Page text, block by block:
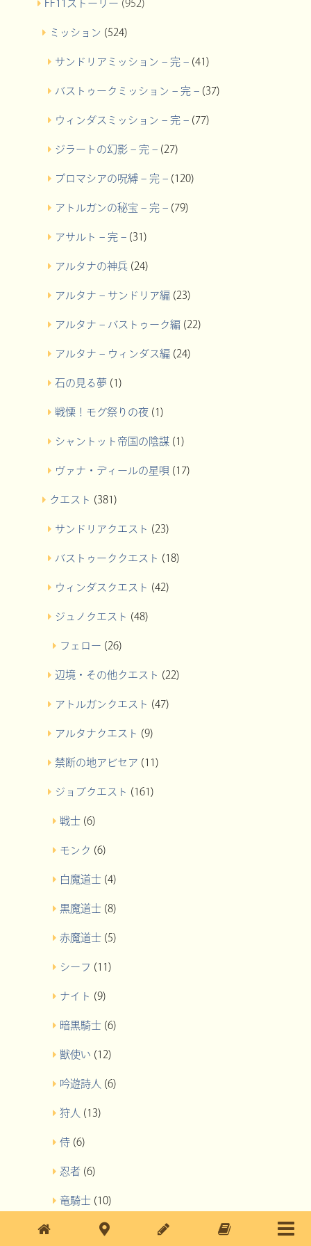
FF11ストーリー (952)
ミッション (524)
サンドリアミッション – 完 –(41)
バストゥークミッション – 完 –(37)
ウィンダスミッション – 完 –(77)
ジラートの幻影 – 完 –(27)
プロマシアの呪縛 – 完 –(120)
アトルガンの秘宝 – 完 –(79)
アサルト – 完 –(31)
アルタナの神兵(24)
アルタナ – サンドリア編 (23)
アルタナ – バストゥーク編 (22)
アルタナ – ウィンダス編 (24)
石の見る夢 (1)
戦慄！モグ祭りの夜(1)
シャントット帝国の陰謀(1)
ヴァナ・ディールの星唄 (17)
クエスト (381)
サンドリアクエスト (23)
バストゥーククエスト (18)
ウィンダスクエスト (42)
ジュノクエスト (48)
フェロー (26)
辺境・その他クエスト (22)
アトルガンクエスト (47)
アルタナクエスト (9)
禁断の地アビセア (11)
ジョブクエスト (161)
戦士 (6)
モンク (6)
白魔道士 (4)
黒魔道士 (8)
赤魔道士 (5)
シーフ (11)
ナイト (9)
暗黒騎士 (6)
獣使い (12)
吟遊詩人 (6)
狩人 (13)
侍 (6)
忍者 (6)
竜騎士 (10)
(10)